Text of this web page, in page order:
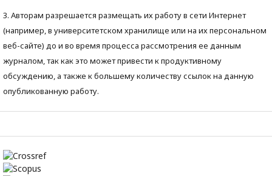
3. Авторам разрешается размещать их работу в сети Интернет
(например, в университетском хранилище или на их персональном
веб-сайте) до и во время процесса рассмотрения ее данным
журналом, так как это может привести к продуктивному
обсуждению, а также к большему количеству ссылок на данную
опубликованную работу.